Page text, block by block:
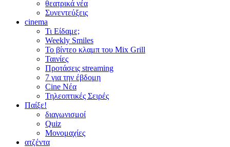
θεατρικά νέα
Συνεντεύξεις
cinema
Τι Είδαμε;
Weekly Smiles
Το βίντεο κλαμπ του Mix Grill
Ταινίες
Προτάσεις streaming
7 για την έβδομη
Cine Νέα
Τηλεοπτικές Σειρές
Παίξε!
διαγωνισμοί
Quiz
Μονομαχίες
ατζέντα